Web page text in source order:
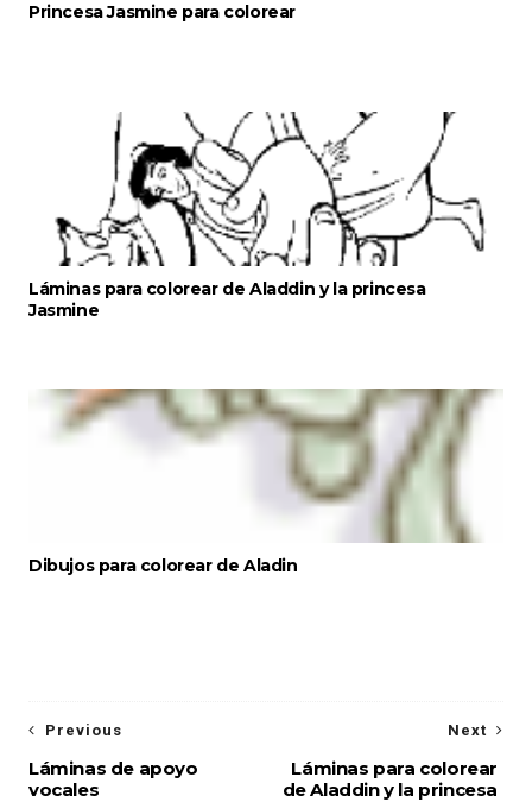
Princesa Jasmine para colorear
Láminas para colorear de Aladdin y la princesa
Jasmine
Dibujos para colorear de Aladin
Next
Láminas para colorear
de Aladdin y la princesa
Previous
Láminas de apoyo
vocales